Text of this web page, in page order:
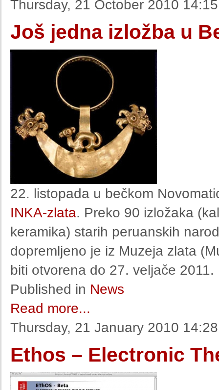
Thursday, 21 October 2010 14:15
Još jedna izložba u
22. listopada u bečkom
INKA-zlata. Preko 90 izložaka
keramika) starih peruanskih
dopremljeno je iz Muzeja zlata
biti otvorena do 27. veljače 2011.
Published in News
Read more...
Thursday, 21 January 2010 14:28
Ethos – Electronic